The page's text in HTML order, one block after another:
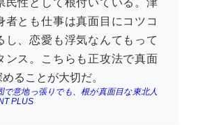
民性として根付いている。津
者とも仕事は真面目にコツコ
し、恋愛も浮気なんてもって
ンス。こちらも正攻法で真面
ることが大切だ。
意地っ張りでも、根が真面目な東北人
PLUS